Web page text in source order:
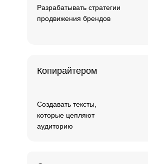
Разрабатывать стратегии
продвижения брендов
Копирайтером
Создавать тексты,
которые цепляют
аудиторию